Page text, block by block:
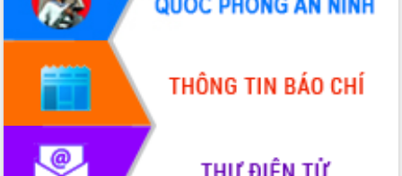
Đảm bảo cuộc bầu cử đại biểu Quốc
hội và đại biểu HĐND các cấp diễn ra
an toàn, hiệu quả, đúng quy định
Thủ tướng Chính phủ Phạm Minh Chính
kiểm tra, chỉ đạo hoàn thành các dự
án cao tốc và thăm khu tái định cư tại
Đắk Lắk
Sôi nổi Hội đua ngựa truyền thống Gò
Thì Thùng mừng Xuân Bính Ngọ 2026